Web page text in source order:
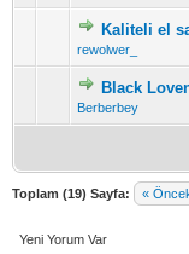
Kaliteli el
rewolwer_
Black
Berberbey
Toplam (19) Sayfa: «
Yeni Yorum Var